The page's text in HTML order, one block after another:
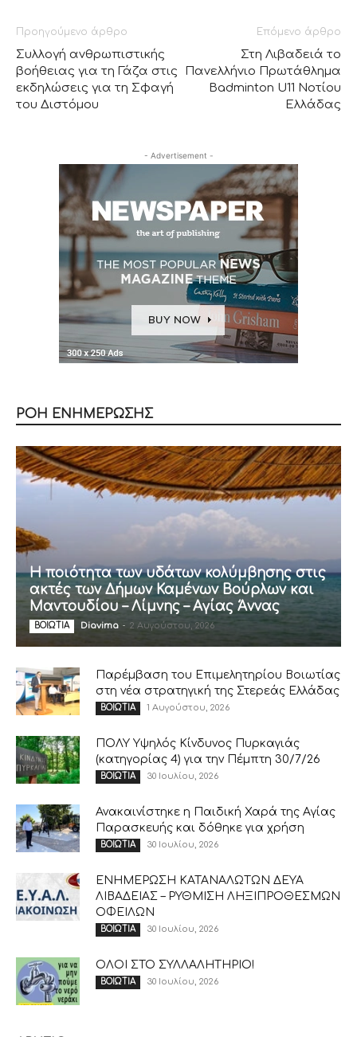
Προηγούμενο άρθρο
Συλλογή ανθρωπιστικής
βοήθειας για τη Γάζα στις
εκδηλώσεις για τη Σφαγή
του Διστόμου
Επόμενο άρθρο
Στη Λιβαδειά το
Πανελλήνιο Πρωτάθλημα
Badminton U11 Νοτίου
Ελλάδας
- Advertisement -
ΡΟΗ ΕΝΗΜΕΡΩΣΗΣ
Η ποιότητα των υδάτων κολύμβησης στις
ακτές των Δήμων Καμένων Βούρλων και
Μαντουδίου – Λίμνης – Αγίας Άννας
ΒΟΙΩΤΙΑ Diavima - 2 Αυγούστου, 2026
Παρέμβαση του Επιμελητηρίου Βοιωτίας
στη νέα στρατηγική της Στερεάς Ελλάδας
ΒΟΙΩΤΙΑ 1 Αυγούστου, 2026
ΠΟΛΥ Υψηλός Κίνδυνος Πυρκαγιάς
(κατηγορίας 4) για την Πέμπτη 30/7/26
ΒΟΙΩΤΙΑ 30 Ιουλίου, 2026
Ανακαινίστηκε η Παιδική Χαρά της Αγίας
Παρασκευής και δόθηκε για χρήση
ΒΟΙΩΤΙΑ 30 Ιουλίου, 2026
ΕΝΗΜΕΡΩΣΗ ΚΑΤΑΝΑΛΩΤΩΝ ΔΕΥΑ
ΛΙΒΑΔΕΙΑΣ – ΡΥΘΜΙΣΗ ΛΗΞΙΠΡΟΘΕΣΜΩΝ
ΟΦΕΙΛΩΝ
ΒΟΙΩΤΙΑ 30 Ιουλίου, 2026
ΟΛΟΙ ΣΤΟ ΣΥΛΛΑΛΗΤΗΡΙΟ!
ΒΟΙΩΤΙΑ 30 Ιουλίου, 2026